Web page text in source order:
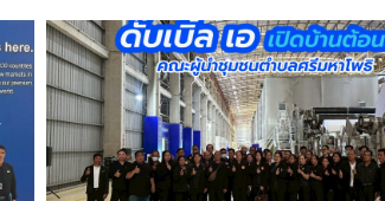
และศูนย์ราชการฯ แจกหน้ากากอนามัย
ให้กับพนักงานออฟฟิศและประชาชนทั่วไป
โครงการ “ส่งต่อความห่วงใย ใส่ใจคนไทยทุก
ร่วมดูแลสุขภาพของคนเมืองในช่วงเวลาที่ต้
พิเศษ